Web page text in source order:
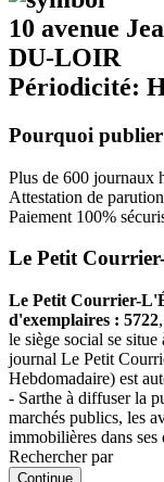
10 avenue
DU-LOIR
Périodicité:
Pourquoi publier
Plus de 600 journaux
Attestation de
Paiement 100%
Le Petit
Le Petit Courrier-
d'exemplaires : 5722
le siège social se situe
journal Le Petit
Hebdomadaire) est
- Sarthe à diffuser la
marchés publics, les
immobilières dans
Rechercher par
Continue